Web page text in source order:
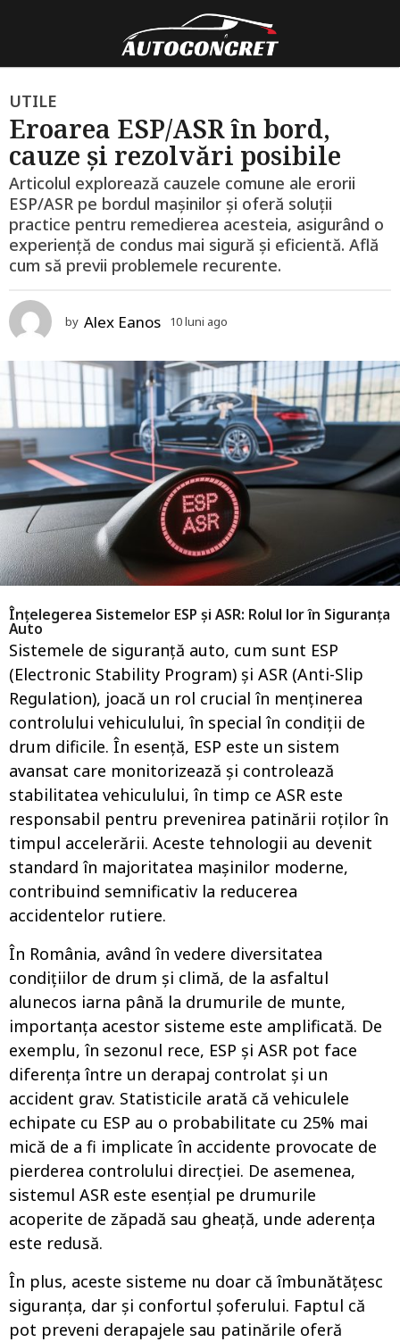
1
0
l
u
n
i
a
g
1
2
l
u
n
i
a
g
o
UTILE
Eroarea ESP/ASR în bord,
cauze și rezolvări posibile
Articolul explorează cauzele comune ale erorii
ESP/ASR pe bordul mașinilor și oferă soluții
practice pentru remedierea acesteia, asigurând o
experiență de condus mai sigură și eficientă. Află
cum să previi problemele recurente.
by Alex Eanos 10 luni ago
u
n
i
a
g
o
Înțelegerea Sistemelor ESP și ASR: Rolul lor în Siguranța
Auto
Sistemele de siguranță auto, cum sunt ESP
(Electronic Stability Program) și ASR (Anti-Slip
Regulation), joacă un rol crucial în menținerea
controlului vehiculului, în special în condiții de
drum dificile. În esență, ESP este un sistem
avansat care monitorizează și controlează
stabilitatea vehiculului, în timp ce ASR este
responsabil pentru prevenirea patinării roților în
timpul accelerării. Aceste tehnologii au devenit
standard în majoritatea mașinilor moderne,
contribuind semnificativ la reducerea
accidentelor rutiere.
În România, având în vedere diversitatea
condițiilor de drum și climă, de la asfaltul
alunecos iarna până la drumurile de munte,
importanța acestor sisteme este amplificată. De
exemplu, în sezonul rece, ESP și ASR pot face
diferența între un derapaj controlat și un
accident grav. Statisticile arată că vehiculele
echipate cu ESP au o probabilitate cu 25% mai
mică de a fi implicate în accidente provocate de
pierderea controlului direcției. De asemenea,
sistemul ASR este esențial pe drumurile
acoperite de zăpadă sau gheață, unde aderența
este redusă.
În plus, aceste sisteme nu doar că îmbunătățesc
siguranța, dar și confortul șoferului. Faptul că
pot preveni derapajele sau patinările oferă